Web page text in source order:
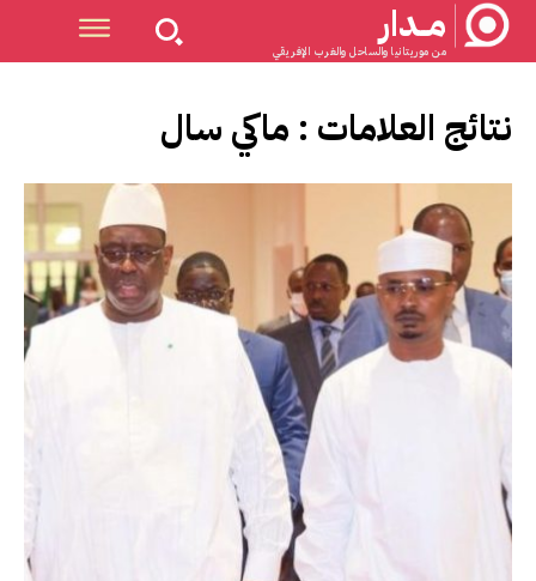
مــدار
من موريتانيا والساحل والغرب الإفريقي
نتائج العلامات : ماكي سال